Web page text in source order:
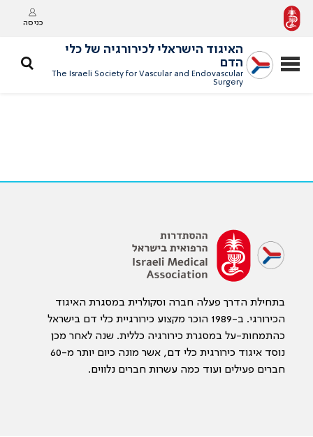
כניסה
האיגוד הישראלי לכירורגיה של כלי
הדם
The Israeli Society for Vascular and Endovascular
Surgery
בתחילת הדרך פעלה חברה וסקולרית במסגרת האיגוד
הכירורגי. ב-1989 הוכר מקצוע כירורגיית כלי דם בישראל
כהתמחות-על במסגרת כירורגיה כללית. שנה לאחר מכן
נוסד איגוד כירורגית כלי דם, אשר מונה כיום יותר מ-60
חברים פעילים ועוד כמה עשרות חברים נלווים.